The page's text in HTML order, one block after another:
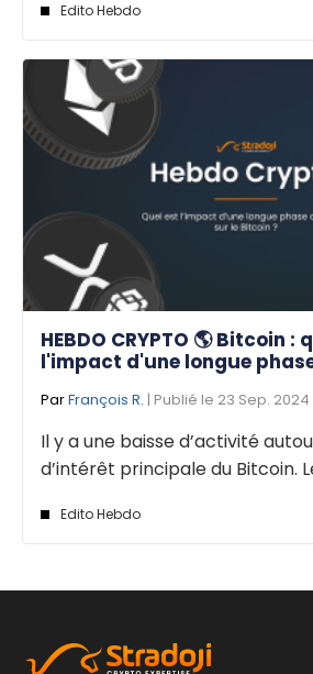
Edito Hebdo
HEBDO CRYPTO 🌎 Bitcoin :
l'impact d'une longue
ParFrançois R. | Publié le 23 Sep. 2024
Il y a une baisse d’activité
d’intérêt principale du Bitcoin.
Edito Hebdo